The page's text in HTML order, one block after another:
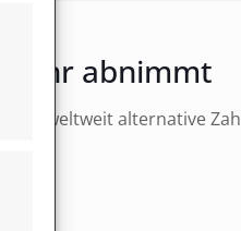
abnimmt
weltweit alternative